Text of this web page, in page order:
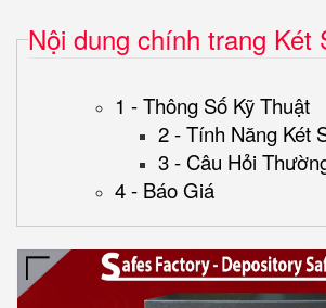
Nội dung chính trang Két
1 - Thông Số Kỹ Thuật
2 - Tính Năng Két
3 - Câu Hỏi
4 - Báo Giá